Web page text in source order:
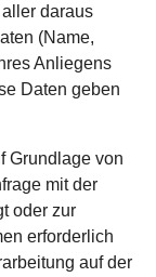
daraus
(Name,
Anliegens
Daten geben
Grundlage von
mit der
oder zur
erforderlich
auf der